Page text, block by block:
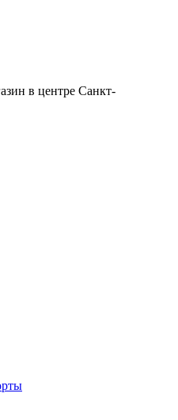
в центре Санкт-